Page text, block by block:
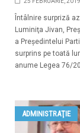
Întâlnire surpriză
Luminiţa Jivan,
a Preşedintelui
surprins pe toată
anume Legea 76/
ADMINISTRAŢIE